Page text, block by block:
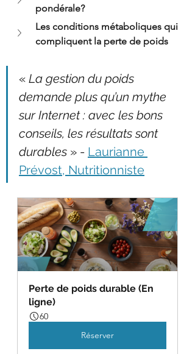
pondérale?
Les conditions métaboliques qui
compliquent la perte de poids
« La gestion du poids
demande plus qu’un mythe
sur Internet : avec les bons
conseils, les résultats sont
durables » - Laurianne
Prévost, Nutritionniste
Perte de poids durable (En
ligne)
60
Réserver